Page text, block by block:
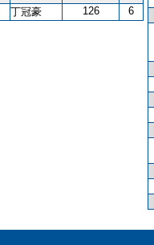
丁冠豪 126 6